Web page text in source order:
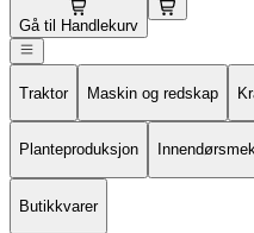
Gå til Handlekurv
Traktor Maskin og redskap
Planteproduksjon
Butikkvarer